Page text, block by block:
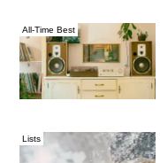
All-Time Best
Lists